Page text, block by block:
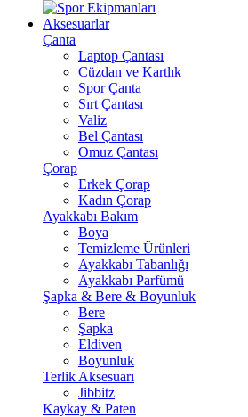
Aksesuarlar
Çanta
Laptop Çantası
Cüzdan ve Kartlık
Spor Çanta
Sırt Çantası
Valiz
Bel Çantası
Omuz Çantası
Çorap
Erkek Çorap
Kadın Çorap
Ayakkabı Bakım
Boya
Temizleme Ürünleri
Ayakkabı Tabanlığı
Ayakkabı Parfümü
Şapka & Bere & Boyunluk
Bere
Şapka
Eldiven
Boyunluk
Terlik Aksesuarı
Jibbitz
Kaykay & Paten